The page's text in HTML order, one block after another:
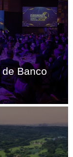
Banco